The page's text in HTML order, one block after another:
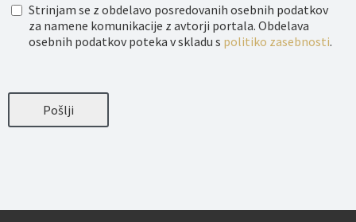
O
v
s
p
Strinjam se z obdelavo posredovanih osebnih podatkov
za namene komunikacije z avtorji portala. Obdelava
osebnih podatkov poteka v skladu s politiko zasebnosti.
Pošlji